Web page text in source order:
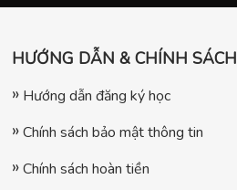
HƯỚNG DẪN & CHÍNH SÁCH
Hướng dẫn đăng ký học
Chính sách bảo mật thông tin
Chính sách hoàn tiền